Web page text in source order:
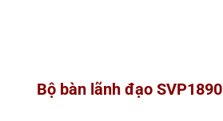
Bộ bàn lãnh đạo